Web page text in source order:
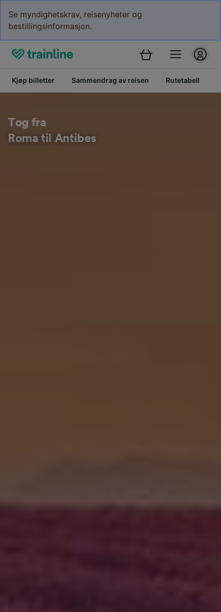
Se myndighetskrav, reisenyheter og
bestillingsinformasjon.
Kjøp billetter Sammendrag av reisen Rutetabell
Tog fra
Roma til Antibes